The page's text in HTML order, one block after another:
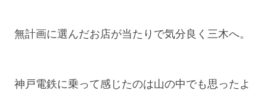
無計画に選んだお店が当たりで気分良く三木へ。
神戸電鉄に乗って感じたのは山の中でも思ったよ